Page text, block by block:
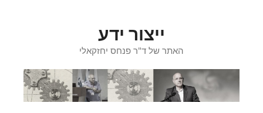
ייצור ידע
האתר של ד"ר פנחס יחזקאלי